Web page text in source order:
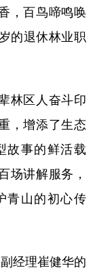
，百鸟啼鸣唤
的退休林业职
林区人奋斗印
，增添了生态
故事的鲜活载
场讲解服务，
青山的初心传
经理崔健华的